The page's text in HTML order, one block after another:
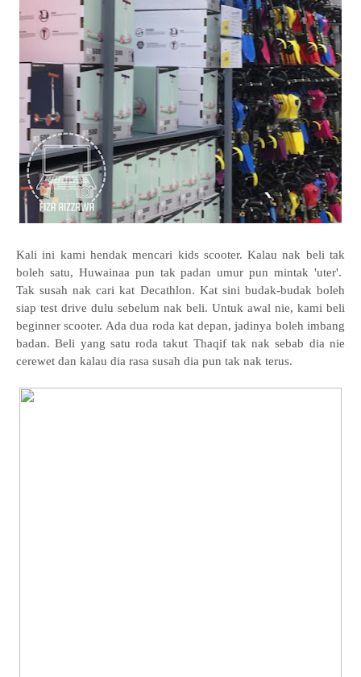
Kali ini kami hendak mencari kids scooter. Kalau nak beli tak
boleh satu, Huwainaa pun tak padan umur pun mintak 'uter'.
Tak susah nak cari kat Decathlon. Kat sini budak-budak boleh
siap test drive dulu sebelum nak beli. Untuk awal nie, kami beli
beginner scooter. Ada dua roda kat depan, jadinya boleh imbang
badan. Beli yang satu roda takut Thaqif tak nak sebab dia nie
cerewet dan kalau dia rasa susah dia pun tak nak terus.